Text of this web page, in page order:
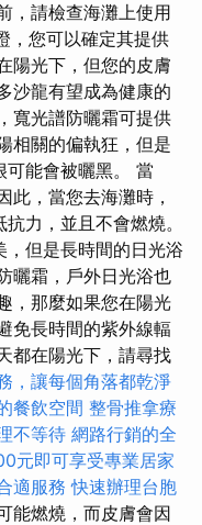
，請檢查海灘上使用
，您可以確定其提供
陽光下，但您的皮膚
沙龍有望成為健康的
寬光譜防曬霜可提供
相關的偏執狂，但是
可能會被曬黑。 當
此，當您去海灘時，
力，並且不會燃燒。
但是長時間的日光浴
曬霜，戶外日光浴也
，那麼如果您在陽光
免長時間的紫外線輻
都在陽光下，請尋找
，讓每個角落都乾淨
餐飲空間 整骨推拿療
不等待 網路行銷的全
元即可享受專業居家
適服務 快速辦理台胞
能燃燒，而皮膚會因